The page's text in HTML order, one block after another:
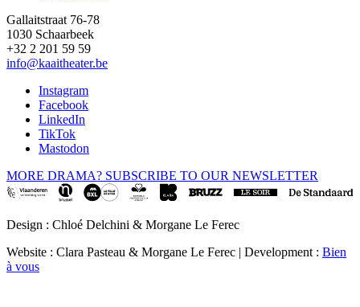
Gallaitstraat 76-78
1030 Schaarbeek
+32 2 201 59 59
info@kaaitheater.be
Instagram
Facebook
LinkedIn
TikTok
Mastodon
MORE DRAMA? SUBSCRIBE TO OUR NEWSLETTER
Design : Chloé Delchini & Morgane Le Ferec
Website : Clara Pasteau & Morgane Le Ferec | Development : Bien
à vous